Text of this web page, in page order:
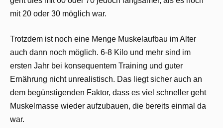
mit 20 oder 30 möglich war.
Trotzdem ist noch eine Menge Muskelaufbau im Alter
auch dann noch möglich. 6-8 Kilo und mehr sind im
ersten Jahr bei konsequentem Training und guter
Ernährung nicht unrealistisch. Das liegt sicher auch an
dem begünstigenden Faktor, dass es viel schneller geht
Muskelmasse wieder aufzubauen, die bereits einmal da
war.